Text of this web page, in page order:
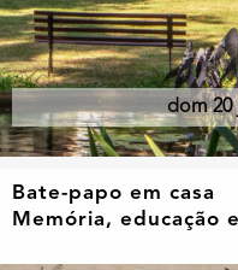
dom 20
Bate-papo em casa
Memória, educação